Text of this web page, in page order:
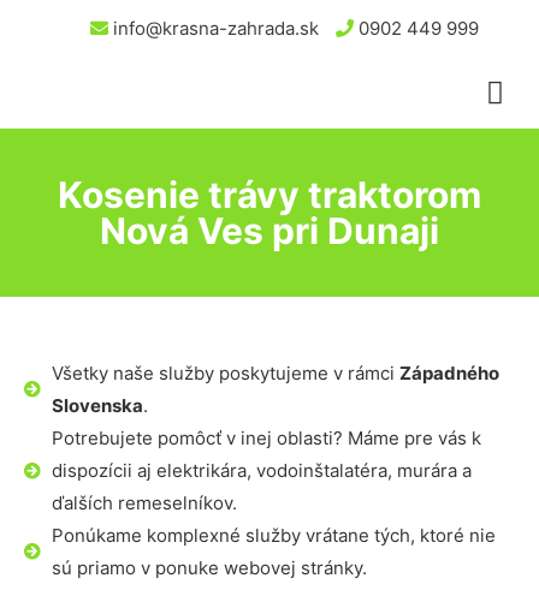
info@krasna-zahrada.sk 0902 449 999
Kosenie trávy traktorom
Nová Ves pri Dunaji
Všetky naše služby poskytujeme v rámci Západného
Slovenska.
Potrebujete pomôcť v inej oblasti? Máme pre vás k
dispozícii aj elektrikára, vodoinštalatéra, murára a
ďalších remeselníkov.
Ponúkame komplexné služby vrátane tých, ktoré nie
sú priamo v ponuke webovej stránky.